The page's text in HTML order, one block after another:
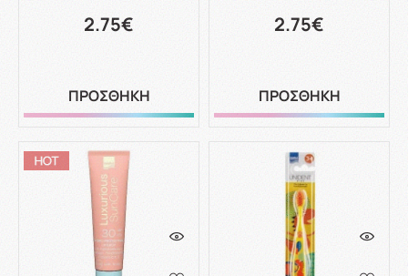
2.75€
ΠΡΟΣΘΗΚΗ
2.75€
ΠΡΟΣΘΗΚΗ